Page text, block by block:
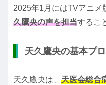
2025年1月にはTVアニメ
久鷹央の声を担当するこ
天久鷹央の基本プ
天久鷹央は、 天医会総合